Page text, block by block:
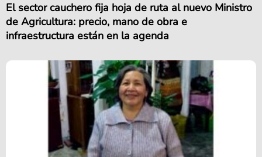
El sector cauchero fija hoja de ruta al nuevo Ministro
de Agricultura: precio, mano de obra e
infraestructura están en la agenda